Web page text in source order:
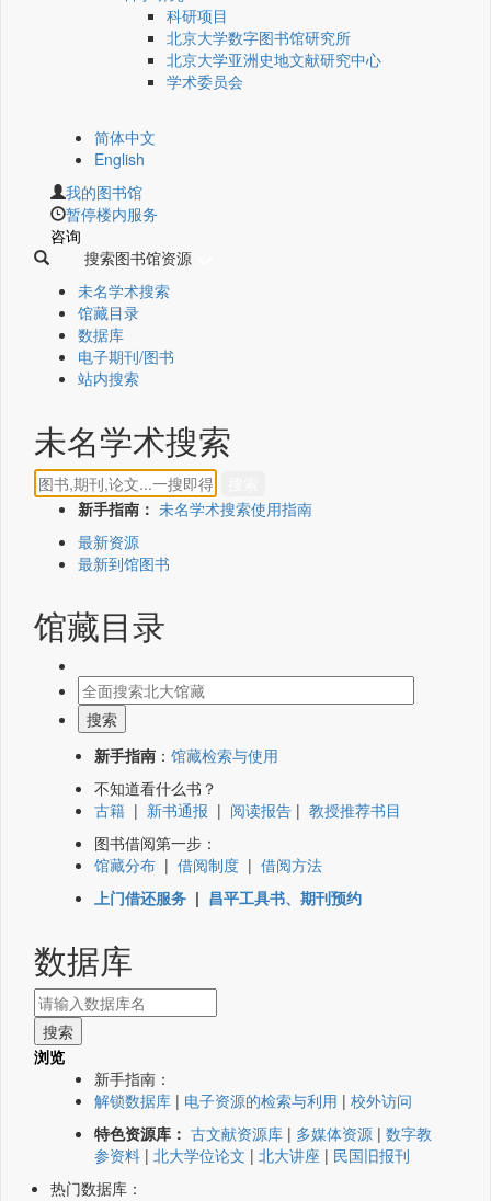
科研项目
北京大学数字图书馆研究所
北京大学亚洲史地文献研究中心
学术委员会
简体中文
English
我的图书馆
暂停楼内服务
咨询
搜索图书馆资源
未名学术搜索
馆藏目录
数据库
电子期刊/图书
站内搜索
未名学术搜索
新手指南： 未名学术搜索使用指南
最新资源
最新到馆图书
馆藏目录
新手指南 ： 馆藏检索与使用
不知道看什么书？
古籍 | 新书通报 | 阅读报告 | 教授推荐书目
图书借阅第一步：
馆藏分布 | 借阅制度 | 借阅方法
上门借还服务 | 昌平工具书、期刊预约
数据库
浏览
新手指南：
解锁数据库 | 电子资源的检索与利用 | 校外访问
特色资源库： 古文献资源库 | 多媒体资源 | 数字教
参资料 | 北大学位论文 | 北大讲座 | 民国旧报刊
热门数据库：